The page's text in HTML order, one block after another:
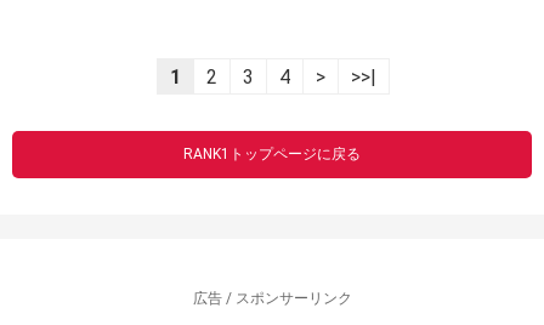
1 2 3 4 > >>|
RANK1トップページに戻る
広告 / スポンサーリンク